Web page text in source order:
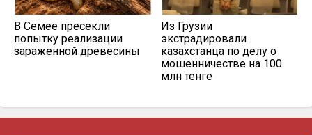
В Семее пресекли
попытку реализации
зараженной древесины
Из Грузии
экстрадировали
казахстанца по делу о
мошенничестве на 100
млн тенге